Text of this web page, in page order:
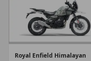
Garantie:
Garantie
Kenteken:KNT=COC
Royal Enfield Himalayan